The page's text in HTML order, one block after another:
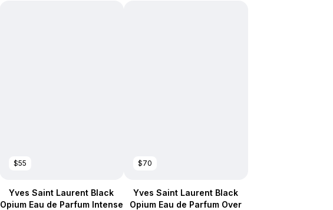
$55
Yves Saint Laurent Black
Opium Eau de Parfum Intense
$70
Yves Saint Laurent Black
Opium Eau de Parfum Over